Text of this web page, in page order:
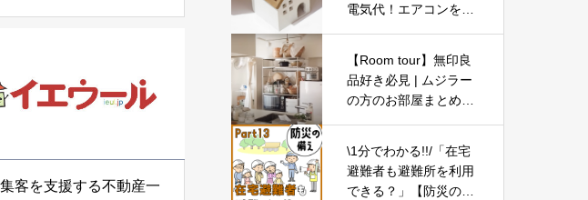
ザブトン」
客を支援する不動産一
電気代！エアコンを節
ト新築戸建て】
【Room tour】無印良
品好き必見 | ムジラー
の方のお部屋まとめま
\1分でわかる!!/「在宅
避難者も避難所を利用
できる？」【防災の備